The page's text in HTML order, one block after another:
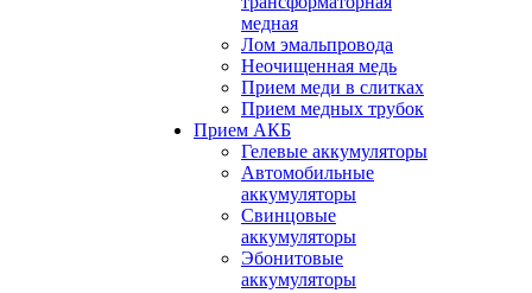
медная
Лом эмальпровода
Неочищенная медь
Прием меди в слитках
Прием медных трубок
Прием АКБ
Гелевые аккумуляторы
Автомобильные
аккумуляторы
Свинцовые
аккумуляторы
Эбонитовые
аккумуляторы